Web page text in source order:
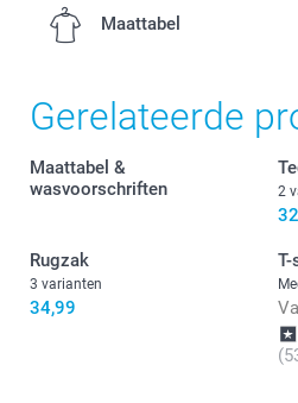
Maattabel
43
36
33
5-
48
Gerelateerde
Maattabel &
wasvoorschriften
2
Rugzak
3 varianten
34,99
T-